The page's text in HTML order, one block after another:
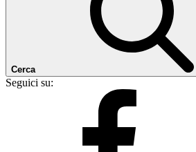
Cerca
Seguici su: